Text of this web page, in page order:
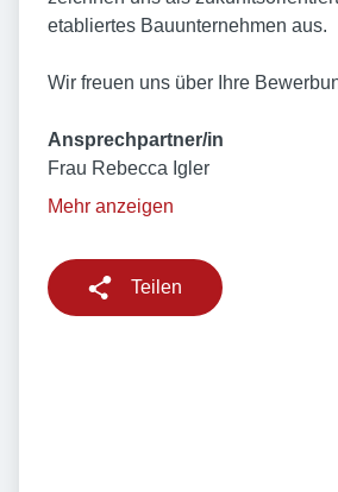
etabliertes Bauunternehmen aus.
Wir freuen uns über Ihre
Ansprechpartner/in
Frau Rebecca Igler
Mehr anzeigen
Teilen